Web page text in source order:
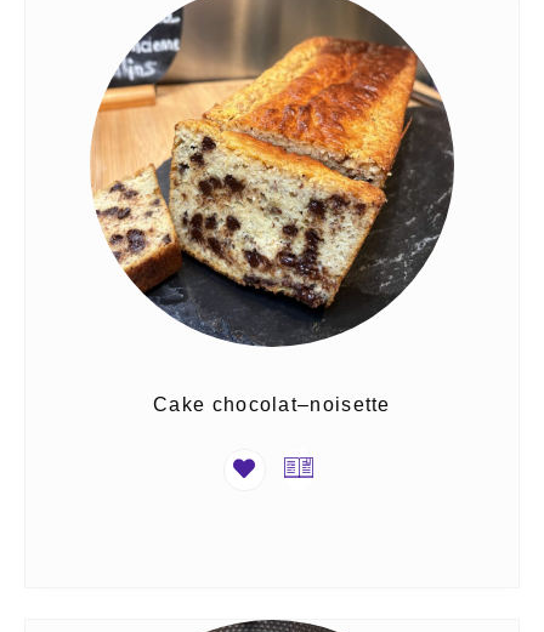
Cake chocolat–noisette